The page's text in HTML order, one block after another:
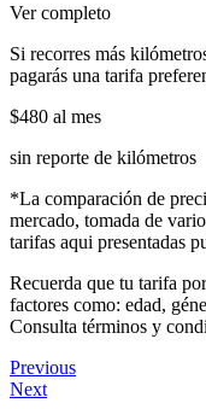
Ver completo
Si recorres más
pagarás una tarifa
$480 al mes
sin reporte de kilómetros
*La comparación de
mercado, tomada de
tarifas aqui presentadas
Recuerda que tu tarifa
factores como: edad,
Consulta términos y
Previous
Next